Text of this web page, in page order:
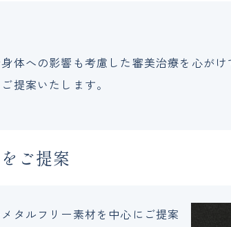
体への影響も考慮した審美治療を心が
提案いたします。
ご提案
タルフリー素材を中心にご提案